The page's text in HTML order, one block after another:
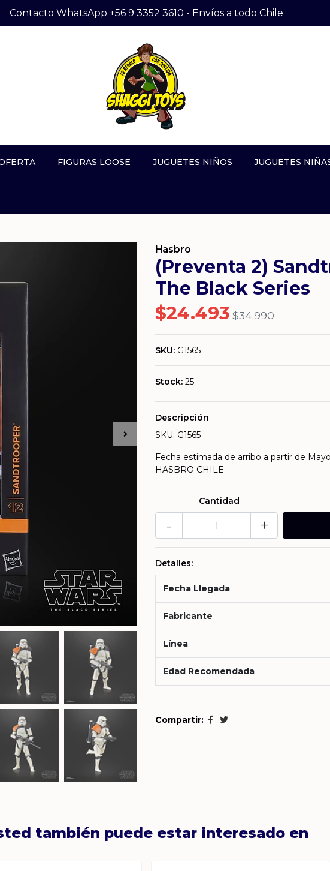
Contacto WhatsApp +56 9 3352 3610 - Envíos a todo Chile
FIGURAS LOOSE JUGUETES NIÑOS JUGUETES
Hasbro
(Preventa 2)
The Black Series
$24.493 $34.990
SKU: G1565
Stock: 25
Descripción
SKU: G1565
Fecha estimada de arribo a partir de
HASBRO CHILE.
Cantidad
+
-
Detalles:
Fecha Llegada
Fabricante
Línea
Edad Recomendada
Compartir:
también puede estar interesado en